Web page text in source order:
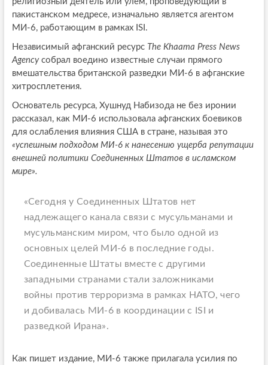
пакистанском медресе, изначально является агентом
МИ-6, работающим в рамках ISI.
Независимый афганский ресурс The Khaama Press News
Agencyсобрал воедино известные случаи прямого
вмешательства британской разведки МИ-6 в афганские
хитросплетения.
Основатель ресурса, Хушнуд Набизода не без иронии
рассказал, как МИ-6 использовала афганских боевиков
для ослабления влияния США в стране, называя это
«успешным подходом МИ-6 к нанесению ущерба репутации
внешней политики Соединенных Штатов в исламском
мире».
«Сегодня у Соединенных Штатов нет
надлежащего канала связи с мусульманами и
мусульманским миром, что было одной из
основных целей МИ-6 в последние годы.
Соединенные Штаты вместе с другими
западными странами стали заложниками
войны против терроризма в рамках НАТО, чего
и добивалась МИ-6 в координации с ISI и
разведкой Ирана».
Как пишет издание, МИ-6 также прилагала усилия по